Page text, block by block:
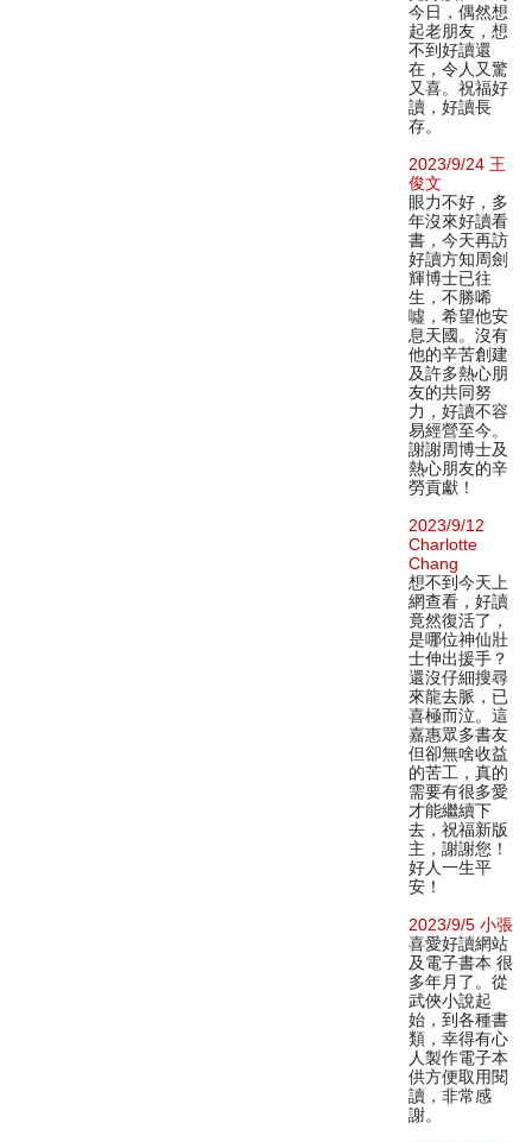
今日，偶然想
起老朋友，想
不到好讀還
在，令人又驚
又喜。祝福好
讀，好讀長
存。
2023/9/24 王
俊文
眼力不好，多
年沒來好讀看
書，今天再訪
好讀方知周劍
輝博士已往
生，不勝唏
噓，希望他安
息天國。沒有
他的辛苦創建
及許多熱心朋
友的共同努
力，好讀不容
易經營至今。
謝謝周博士及
熱心朋友的辛
勞貢獻！
2023/9/12
Charlotte
Chang
想不到今天上
網查看，好讀
竟然復活了，
是哪位神仙壯
士伸出援手？
還沒仔細搜尋
來龍去脈，已
喜極而泣。這
嘉惠眾多書友
但卻無啥收益
的苦工，真的
需要有很多愛
才能繼續下
去，祝福新版
主，謝謝您！
好人一生平
安！
2023/9/5 小張
喜愛好讀網站
及電子書本 很
多年月了。從
武俠小說起
始，到各種書
類，幸得有心
人製作電子本
供方便取用閱
讀，非常感
謝。